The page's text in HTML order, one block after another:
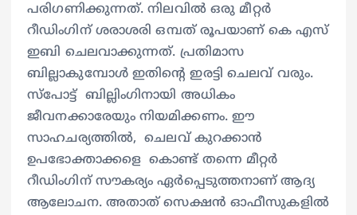
പരിഗണിക്കുന്നത്. നിലവിൽ ഒരു മീറ്റർ
റീഡിംഗിന് ശരാശരി ഒമ്പത് രൂപയാണ് കെ എസ്
ഇബി ചെലവാക്കുന്നത്. പ്രതിമാസ
ബില്ലാകുമ്പോള്‍ ഇതിന്‍റെ ഇരട്ടി ചെലവ് വരും.
സ്പോട്ട് ബില്ലിംഗിനായി അധികം
ജീവനക്കാരേയും നിയമിക്കണം. ഈ
സാഹചര്യത്തിൽ, ചെലവ് കുറക്കാൻ
ഉപഭോക്താക്കളെ കൊണ്ട് തന്നെ മീറ്റർ
റീഡിംഗിന് സൗകര്യം ഏര്‍പ്പെടുത്തനാണ് ആദ്യ
ആലോചന. അതാത് സെക്ഷൻ ഓഫീസുകളിൽ